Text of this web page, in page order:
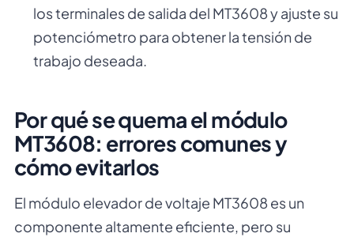
los terminales de salida del MT3608 y ajuste su
potenciómetro para obtener la tensión de
trabajo deseada.
Por qué se quema el módulo
MT3608: errores comunes y
cómo evitarlos
El módulo elevador de voltaje MT3608 es un
componente altamente eficiente, pero su